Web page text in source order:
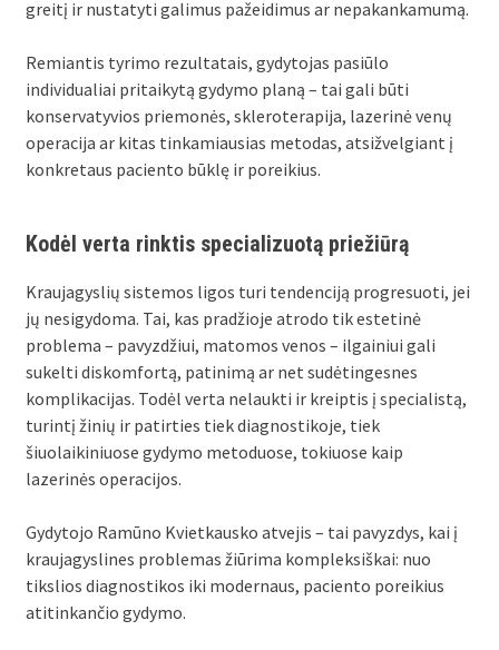
greitį ir nustatyti galimus pažeidimus ar nepakankamumą.
Remiantis tyrimo rezultatais, gydytojas pasiūlo
individualiai pritaikytą gydymo planą – tai gali būti
konservatyvios priemonės, skleroterapija, lazerinė venų
operacija ar kitas tinkamiausias metodas, atsižvelgiant į
konkretaus paciento būklę ir poreikius.
Kodėl verta rinktis specializuotą priežiūrą
Kraujagyslių sistemos ligos turi tendenciją progresuoti, jei
jų nesigydoma. Tai, kas pradžioje atrodo tik estetinė
problema – pavyzdžiui, matomos venos – ilgainiui gali
sukelti diskomfortą, patinimą ar net sudėtingesnes
komplikacijas. Todėl verta nelaukti ir kreiptis į specialistą,
turintį žinių ir patirties tiek diagnostikoje, tiek
šiuolaikiniuose gydymo metoduose, tokiuose kaip
lazerinės operacijos.
Gydytojo Ramūno Kvietkausko atvejis – tai pavyzdys, kai į
kraujagyslines problemas žiūrima kompleksiškai: nuo
tikslios diagnostikos iki modernaus, paciento poreikius
atitinkančio gydymo.